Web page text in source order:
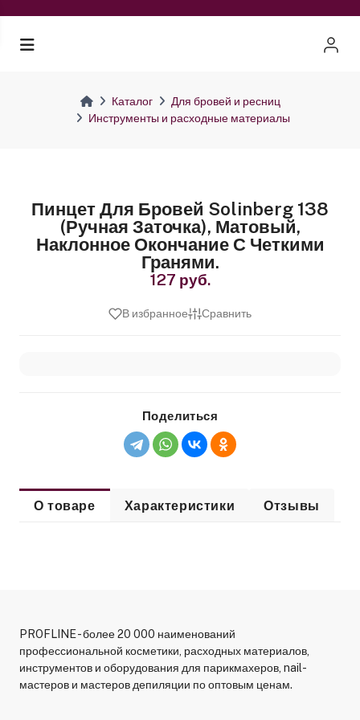
Каталог
Для бровей и ресниц
Инструменты и расходные материалы
Пинцет Для Бровей Solinberg 138
(ручная Заточка), Матовый,
Наклонное Окончание С Четкими
Гранями.
127 руб.
В избранное Сравнить
Поделиться
О товаре Характеристики Отзывы
PROFLINE - более 20 000 наименований
профессиональной косметики, расходных материалов,
инструментов и оборудования для парикмахеров, nail-
мастеров и мастеров депиляции по оптовым ценам.